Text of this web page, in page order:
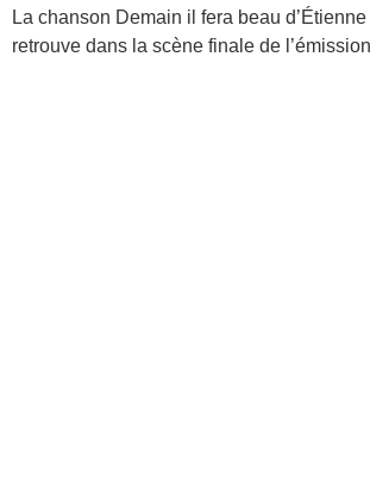
La chanson Demain il fera beau
retrouve dans la scène finale de